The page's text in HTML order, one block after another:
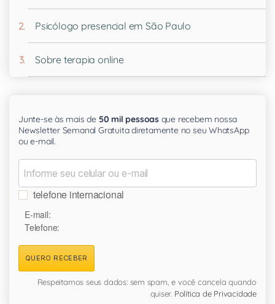
Psicólogo presencial em São Paulo
Sobre terapia online
Junte-se às mais de 50 mil pessoasque recebem nossa
Newsletter Semanal Gratuita diretamente no seu WhatsApp
ou e-mail.
telefone internacional
E-mail:
Telefone:
QUERO RECEBER
Respeitamos seus dados: sem spam, e você cancela quando
quiser. Política de Privacidade